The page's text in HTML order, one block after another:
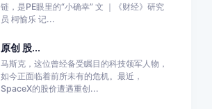
链，是PE眼里的“小确幸” 文 ｜《财经》研究
员 柯愉乐 记...
原创 股...
马斯克，这位曾经备受瞩目的科技领军人物，
如今正面临着前所未有的危机。最近，
SpaceX的股价遭遇重创...